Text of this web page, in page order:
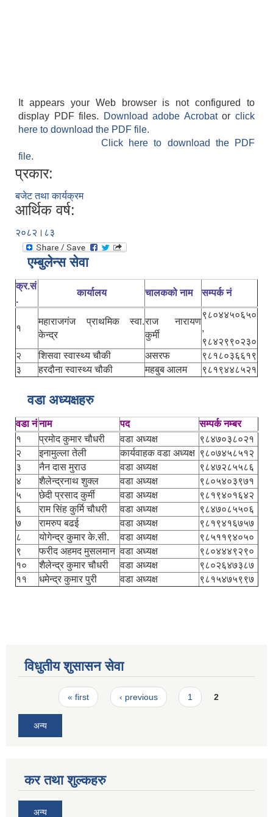
It appears your Web browser is not configured to
display PDF files.
Download adobe Acrobatorclick
here to download the PDF file.
Click here to download the PDF
file.
प्रकार:
बजेट तथा कार्यक्रम
आर्थिक वर्ष:
२०८२।८३
एम्बुलेन्स सेवा
क्र.सं
.
कार्यालय चालकको नाम सम्पर्क नं
१
महाराजगंज प्राथमिक स्वा.
केन्द्र
राज नारायण
कुर्मी
९८०४४५०६५०
,
९८४२९९०२३०
२
शिसवा स्वास्थ्य चौकी असरफ
९८१८०३६६१९
३
हरदौना स्वास्थ्य चौकी महबुब आलम ९८१९४४८५२१
वडा अध्यक्षहरु
वडा नंनाम पद
सम्पर्क नम्बर
१
प्रमोद कुमार चौधरी वडा अध्यक्ष
९८४७०३८०२१
२
इनामुल्ला तेली कार्यवाहक वडा अध्यक्ष ९८०७४५८५१२
३
नैन दास मुराउ वडा अध्यक्ष
९८४७२८५५८६
४
शैलेन्द्रनाथ शुक्ल वडा अध्यक्ष
९८०५४०३९७१
५
छेदी प्रसाद कुर्मी वडा अध्यक्ष
९८१९४०१६४२
६
राम सिंह कुर्मि चौधरी वडा अध्यक्ष
९८४७०८५५०६
७
रामरुप बढई वडा अध्यक्ष
९८१९४१६७५७
८
योगेन्द्र कुमार के.सी. वडा अध्यक्ष
९८५११९४०५०
९
फरीद अहमद मुसलमान वडा अध्यक्ष
९८०४४४९२९०
१०
शैलेन्द्र कुमार चौधरी वडा अध्यक्ष
९८०२६४७३८७
११
धमेन्द्र कुमार पुरी वडा अध्यक्ष ९८१५४७५९९७
विधुतीय शुसासन सेवा
Pages« first ‹ previous 1 2
अन्य
कर तथा शुल्कहरु
अन्य